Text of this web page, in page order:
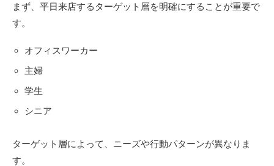
まず、平日来店するターゲット層を明確にすることが重要で
す。
オフィスワーカー
主婦
学生
シニア
ターゲット層によって、ニーズや行動パターンが異なりま
す。